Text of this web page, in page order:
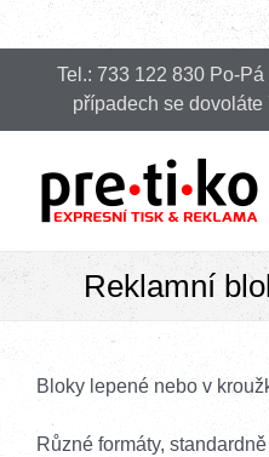
Přeskočit
obsah
Tel.: 733 122 830 Po-
případech se
Reklamní
Bloky lepené nebo v
Různé formáty,